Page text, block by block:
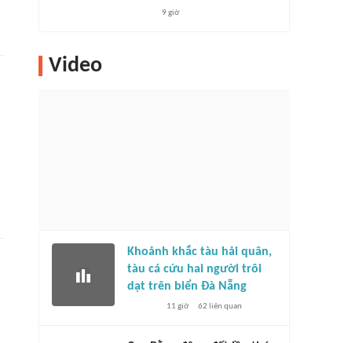
9 giờ
Video
Khoảnh khắc tàu hải quân,
tàu cá cứu hai người trôi
dạt trên biển Đà Nẵng
11 giờ 62 liên quan